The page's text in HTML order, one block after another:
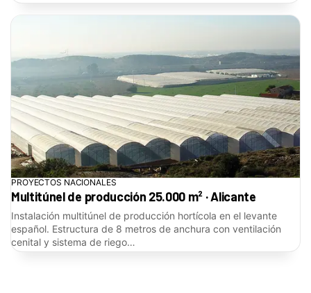
PROYECTOS NACIONALES
Multitúnel de producción 25.000 m² · Alicante
Instalación multitúnel de producción hortícola en el levante
español. Estructura de 8 metros de anchura con ventilación
cenital y sistema de riego…